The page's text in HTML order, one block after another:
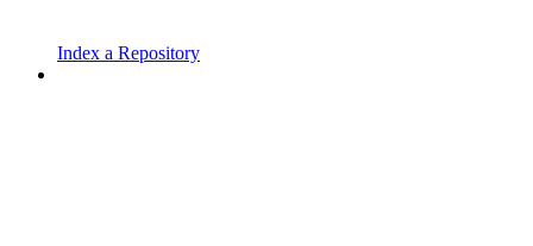
Index a Repository